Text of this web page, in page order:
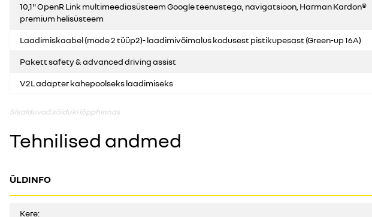
10,1" OpenR Link multimeediasüsteem Google teenustega, navigatsioon, Harman Kardon®
premium helisüsteem
Laadimiskaabel (mode 2 tüüp2)- laadimivõimalus kodusest pistikupesast (Green-up 16A)
Pakett safety & advanced driving assist
V2L adapter kahepoolseks laadimiseks
Sisalduvad sõiduki lõpphinnas
Tehnilised andmed
ÜLDINFO
Kere: